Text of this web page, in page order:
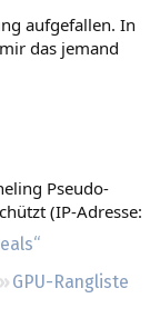
GPU-Rangliste
aufgefallen. In
das jemand
Pseudo-
(IP-Adresse: